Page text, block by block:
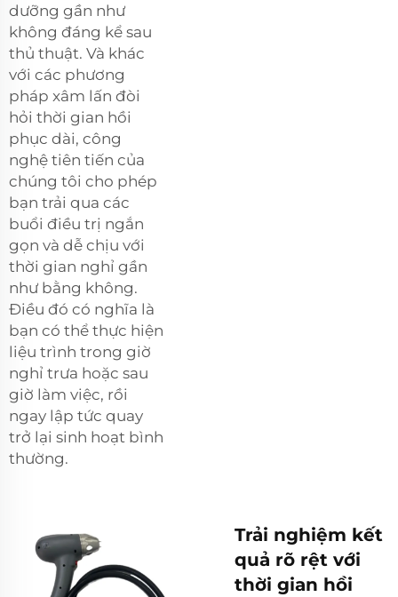
dưỡng gần như
không đáng kể sau
thủ thuật. Và khác
với các phương
pháp xâm lấn đòi
hỏi thời gian hồi
phục dài, công
nghệ tiên tiến của
chúng tôi cho phép
bạn trải qua các
buổi điều trị ngắn
gọn và dễ chịu với
thời gian nghỉ gần
như bằng không.
Điều đó có nghĩa là
bạn có thể thực hiện
liệu trình trong giờ
nghỉ trưa hoặc sau
giờ làm việc, rồi
ngay lập tức quay
trở lại sinh hoạt bình
thường.
Trải nghiệm kết
quả rõ rệt với
thời gian hồi